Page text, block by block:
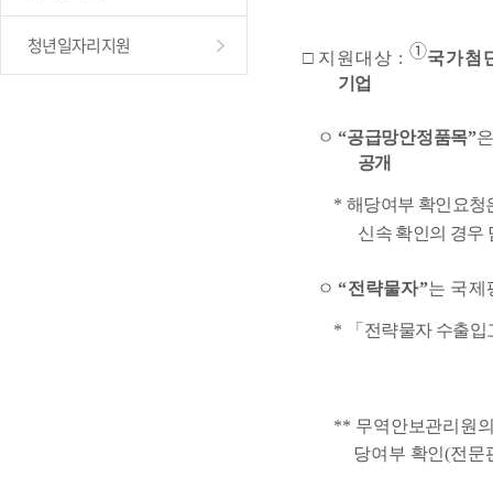
청년일자리지원
□ 지원대상 : ➀국가첨
기업
ㅇ “공급망안정품목”
공개
* 해당여부 확인요청
신속 확인의 경우
ㅇ “전략물자”는 국제
* 「 전략물자 수출입
** 무역안보관리원
당여부 확인(전문